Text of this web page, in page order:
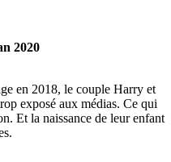
2020
en 2018, le couple Harry et
exposé aux médias. Ce qui
Et la naissance de leur enfant